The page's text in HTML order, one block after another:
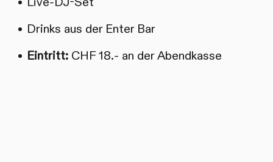
Drinks aus der Enter Bar
Eintritt:CHF 18.- an der Abendkasse